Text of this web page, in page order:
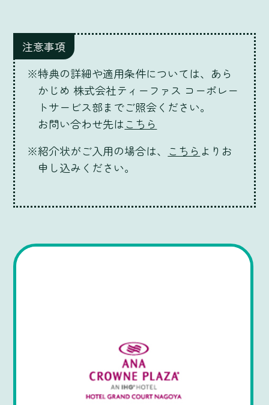
特典の詳細や適用条件については、あら
かじめ 株式会社ティーファス コーポレー
トサービス部までご照会ください。
お問い合わせ先は こちら
紹介状がご入用の場合は、
こちら よりお
申し込みください。